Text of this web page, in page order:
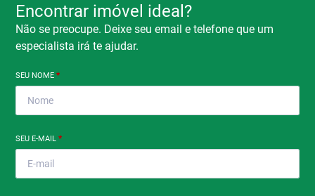
Encontrar imóvel ideal?
Não se preocupe. Deixe seu email e telefone que um
especialista irá te ajudar.
SEU NOME*
SEU E-MAIL*